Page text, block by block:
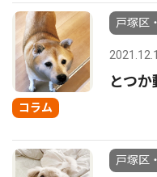
コラム
戸塚区
とつ
戸塚区